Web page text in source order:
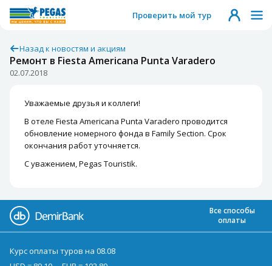
Проверить мой тур
Назад к новостям и акциям
Ремонт в Fiesta Americana Punta Varadero
02.07.2018
Уважаемые друзья и коллеги!
В отеле Fiesta Americana Punta Varadero проводится
обновление номерного фонда в Family Section. Срок
окончания работ уточняется.
С уважением, Pegas Touristik.
Все способы
оплаты
Курс оплаты туров на 08.08